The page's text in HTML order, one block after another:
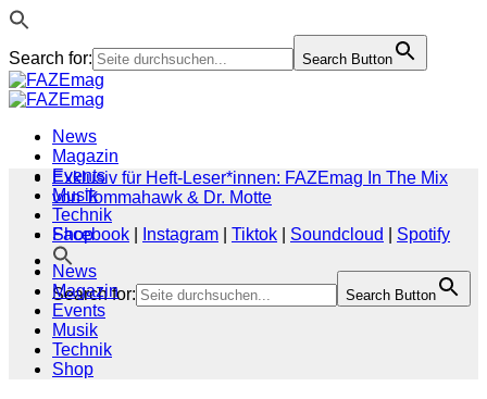
Search for: Search Button
Zum
Inhalt
News
Magazin
Events
Musik
Technik
Shop
Search for: Search Button
Exklusiv für Heft-Leser*innen: FAZEmag In The Mix
von Tommahawk & Dr. Motte
Facebook
Instagram Tiktok Soundcloud
Spotify
News
Magazin
Events
Musik
Technik
Shop